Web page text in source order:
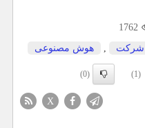
1762
شركت , هوش مصنوعی
(1)
(0)
X